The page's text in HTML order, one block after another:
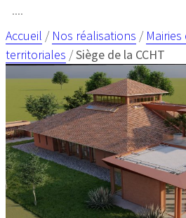
Accueil / Nos réalisations /
territoriales /Siège de la CCHT